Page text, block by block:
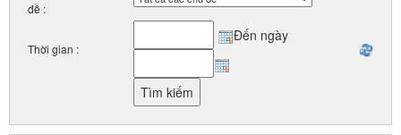
đề :
Thời gian :
Đến ngày